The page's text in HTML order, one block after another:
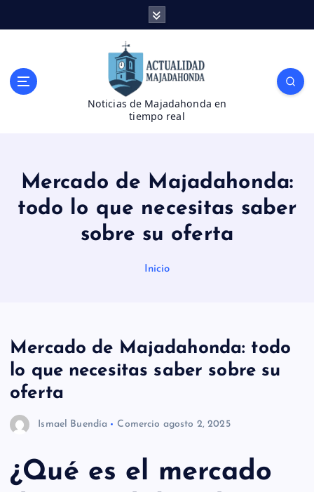
Noticias de Majadahonda en
tiempo real
Mercado de Majadahonda:
todo lo que necesitas saber
sobre su oferta
Inicio
Mercado de Majadahonda: todo
lo que necesitas saber sobre su
oferta
Ismael Buendía Comercio agosto 2, 2025
¿Qué es el mercado